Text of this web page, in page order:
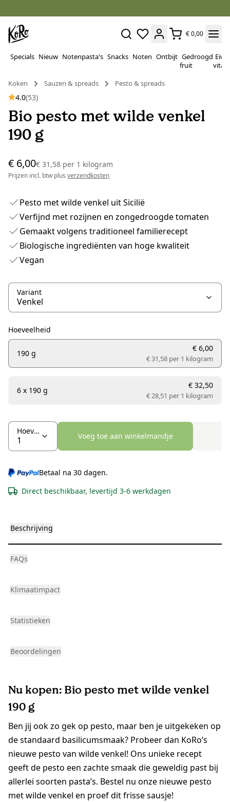
€ 0,00
Specials Nieuw Notenpasta's Snacks Noten Ontbijt Gedroogd
fruit
Koken
Sauzen & spreads Pesto & spreads
4.0(53)
Bio pesto met wilde venkel
190 g
€ 6,00€ 31,58 per 1 kilogram
Prijzen incl. btw plus verzendkosten
Pesto met wilde venkel uit Sicilië
Verfijnd met rozijnen en zongedroogde tomaten
Gemaakt volgens traditioneel familierecept
Biologische ingrediënten van hoge kwaliteit
Vegan
Variant
Hoeveelheid
190 g
€ 6,00
€ 31,58 per 1 kilogram
6 x 190 g
€ 32,50
€ 28,51 per 1 kilogram
Hoeveelheid
Voeg toe aan winkelmandje
Betaal na 30 dagen.
Direct beschikbaar, levertijd 3-6 werkdagen
Beschrijving
FAQs
Klimaatimpact
Statistieken
Beoordelingen
Nu kopen: Bio pesto met wilde venkel
190 g
Ben jij ook zo gek op pesto, maar ben je uitgekeken op
de standaard basilicumsmaak? Probeer dan KoRo’s
nieuwe pesto van wilde venkel! Ons unieke recept
geeft de pesto een zachte smaak die geweldig past bij
allerlei soorten pasta’s. Bestel nu onze nieuwe pesto
met wilde venkel en proef dit frisse sausje!